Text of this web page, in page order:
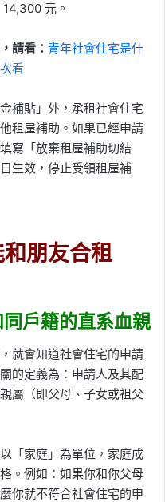
元。
請看： 青年社會住宅是什
看
補貼」外，承租社會住宅
租屋補助。如果已經申請
寫「放棄租屋補助切結
生效，停止受領租屋補
朋友合租
戶籍的直系血親
就會知道社會住宅的申請
的定義為：申請人及其配
屬（即父母、子女或祖父
「家庭」為單位，家庭成
。例如：如果你和你父母
你就不符合社會住宅的申